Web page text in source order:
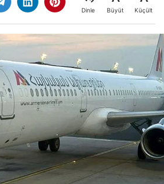
Dinle Büyüt Küçült